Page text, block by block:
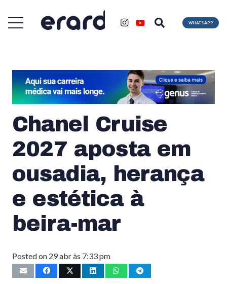
WHATSAPP
Chanel Cruise
2027 aposta em
ousadia, herança
e estética à
beira-mar
Posted on 29 abr às 7:33 pm